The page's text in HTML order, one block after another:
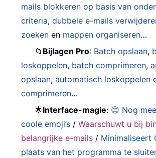
mails blokkeren op basis van
criteria,dubbele e-mails
zoeken en mappen organiseren…
📁 Bijlagen Pro: Batch opslaan,
loskoppelen, batch comprimeren,
opslaan,automatisch loskoppelen
comprimeren…
🌟Interface-magie: 😊 Nog
coole emoji’s /Waarschuwt u bij
belangrijke e-mails / Minimaliseert
plaats van het programma te